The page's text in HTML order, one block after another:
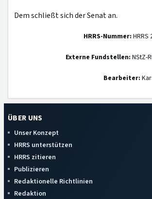
Dem schließt sich der Senat an.
HRRS-Nummer: HRRS
Externe Fundstellen: NStZ-
Bearbeiter:
ÜBER UNS
Unser Konzept
HRRS unterstützen
HRRS zitieren
Publizieren
Redaktionelle Richtlinien
Redaktion